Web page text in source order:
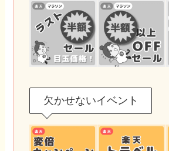
欠かせないイベント